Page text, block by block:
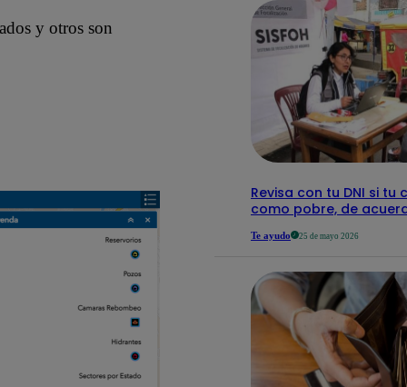
y otros son
Revisa con tu DNI si tu
como pobre, de
Te ayudo 25 de mayo 2026